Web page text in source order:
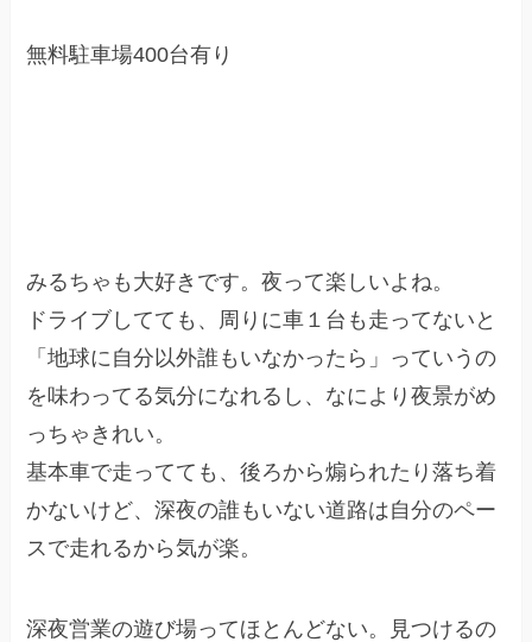
無料駐車場400台有り
みるちゃも大好きです。夜って楽しいよね。
ドライブしてても、周りに車１台も走ってないと
「地球に自分以外誰もいなかったら」っていうの
を味わってる気分になれるし、なにより夜景がめ
っちゃきれい。
基本車で走ってても、後ろから煽られたり落ち着
かないけど、深夜の誰もいない道路は自分のペー
スで走れるから気が楽。
深夜営業の遊び場ってほとんどない。見つけるの